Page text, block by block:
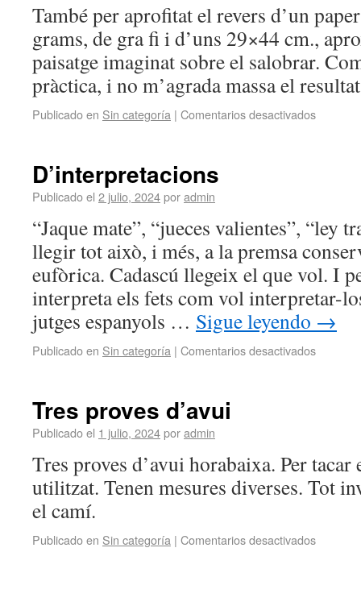
També per aprofitat el revers d’un
grams, de gra fi i d’uns 29×44 cm.,
paisatge imaginat sobre el salobrar.
pràctica, i no m’agrada massa el
Publicado en Sin categoría | Comentarios desactivados
D’interpretacions
Publicado el 2 julio, 2024poradmin
“Jaque mate”, “jueces valientes”, “ley
llegir tot això, i més, a la premsa
eufòrica. Cadascú llegeix el que vol. I
interpreta els fets com vol interpretar-
jutges espanyols … Sigue leyendo →
Publicado en Sin categoría | Comentarios desactivados
Tres proves d’avui
Publicado el 1 julio, 2024poradmin
Tres proves d’avui horabaixa. Per tacar
utilitzat. Tenen mesures diverses. Tot
el camí.
Publicado en Sin categoría | Comentarios desactivados